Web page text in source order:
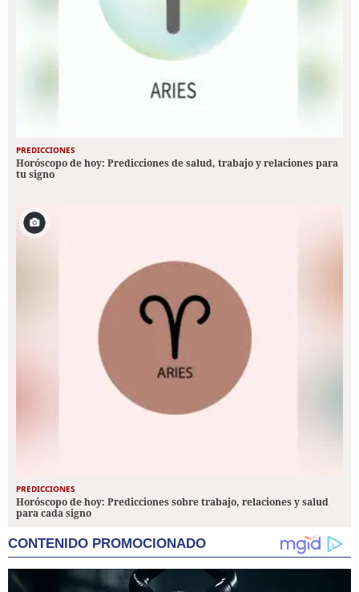
PREDICCIONES
Horóscopo de hoy: Predicciones de salud, trabajo y relaciones para
tu signo
PREDICCIONES
Horóscopo de hoy: Predicciones sobre trabajo, relaciones y salud
para cada signo
CONTENIDO PROMOCIONADO